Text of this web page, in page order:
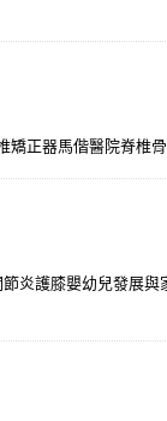
正器馬偕醫院脊椎
炎護膝嬰幼兒發展